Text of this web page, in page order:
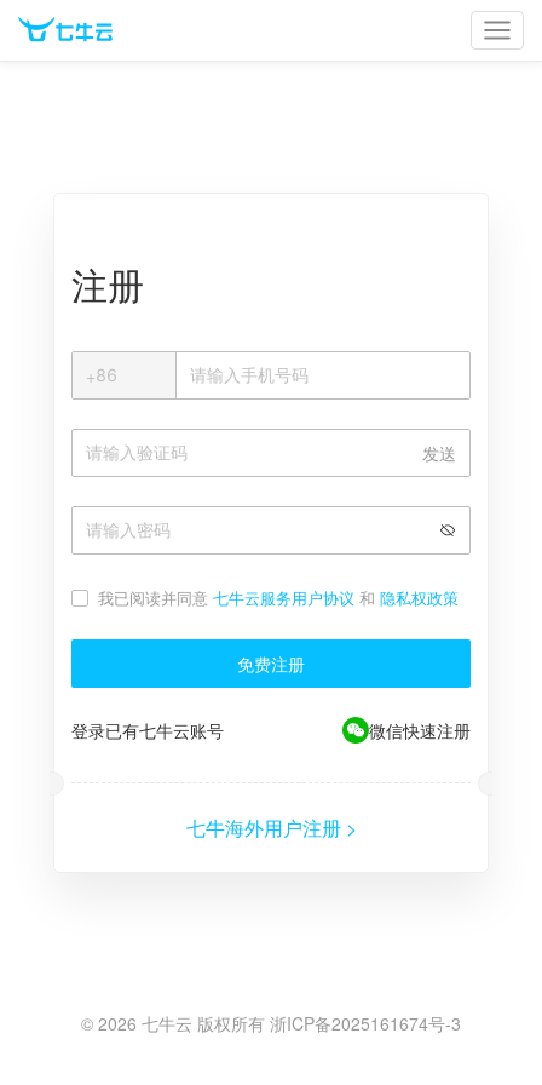
注册
+
+86
发送
我已阅读并同意 七牛云服务用户协议 和 隐私权政策
免费注册
登录已有七牛云账号 微信快速注册
七牛海外用户注册 >
© 2026 七牛云 版权所有 浙ICP备2025161674号-3